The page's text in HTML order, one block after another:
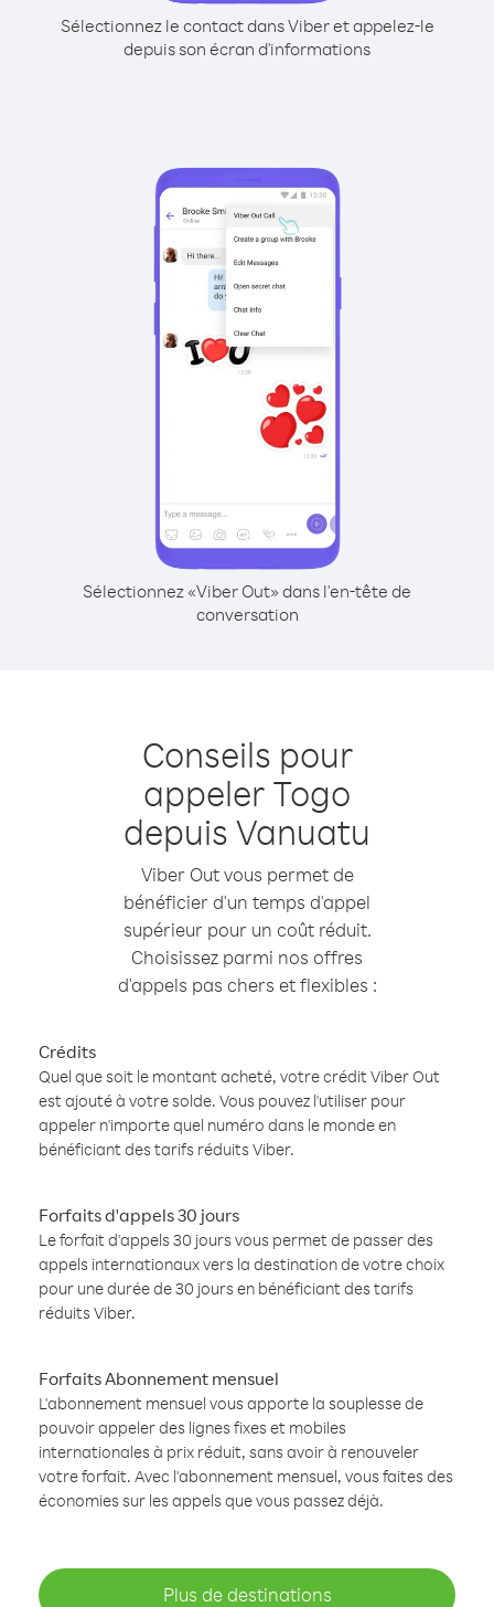
Sélectionnez le contact dans Viber et appelez-le
depuis son écran d'informations
Sélectionnez «Viber Out» dans l'en-tête de
conversation
Conseils pour
appeler Togo
depuis Vanuatu
Viber Out vous permet de
bénéficier d'un temps d'appel
supérieur pour un coût réduit.
Choisissez parmi nos offres
d'appels pas chers et flexibles :
Crédits
Quel que soit le montant acheté, votre crédit Viber Out
est ajouté à votre solde. Vous pouvez l'utiliser pour
appeler n'importe quel numéro dans le monde en
bénéficiant des tarifs réduits Viber.
Forfaits d'appels 30 jours
Le forfait d'appels 30 jours vous permet de passer des
appels internationaux vers la destination de votre choix
pour une durée de 30 jours en bénéficiant des tarifs
réduits Viber.
Forfaits Abonnement mensuel
L'abonnement mensuel vous apporte la souplesse de
pouvoir appeler des lignes fixes et mobiles
internationales à prix réduit, sans avoir à renouveler
votre forfait. Avec l'abonnement mensuel, vous faites des
économies sur les appels que vous passez déjà.
Plus de destinations